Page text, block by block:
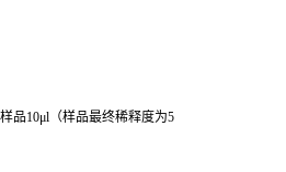
品10μl （样品最终稀释度为5